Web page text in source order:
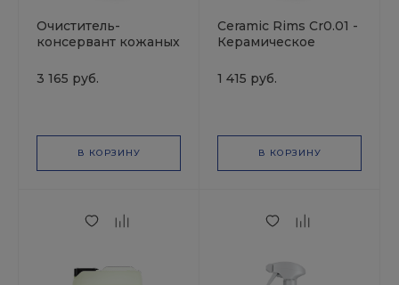
Очиститель-
консервант кожаных
LEATHER STAR 1л
KochChemie
3 165 руб.
В КОРЗИНУ
Ceramic Rims Cr0.01 -
Керамическое
окрашенных
колесных дисков
1 415 руб.
В КОРЗИНУ